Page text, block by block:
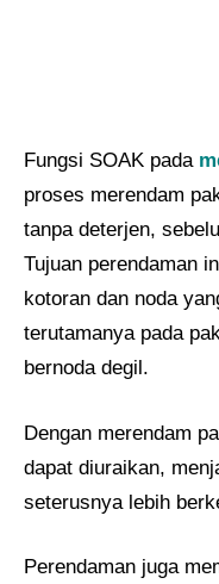
Fungsi SOAK pada
proses merendam
tanpa deterjen,
Tujuan perendaman
kotoran dan noda
terutamanya pada
bernoda degil.
Dengan merendam
dapat diuraikan,
seterusnya lebih
Perendaman juga